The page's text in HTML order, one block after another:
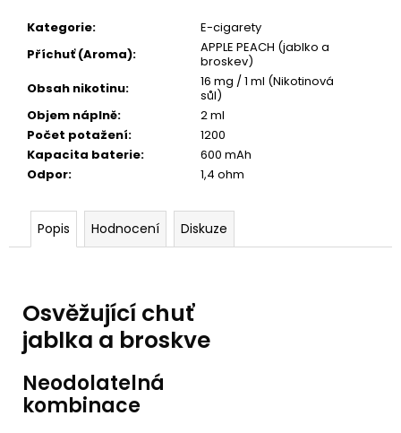
Kategorie:
E-cigarety
Příchuť (Aroma):
APPLE PEACH (jablko a
broskev)
Obsah nikotinu:
16 mg / 1 ml (Nikotinová
sůl)
Objem náplně:
2 ml
Počet potažení:
1200
Kapacita baterie:
600 mAh
Odpor: 1,4 ohm
Popis Hodnocení Diskuze
Osvěžující chuť
jablka a broskve
Neodolatelná
kombinace